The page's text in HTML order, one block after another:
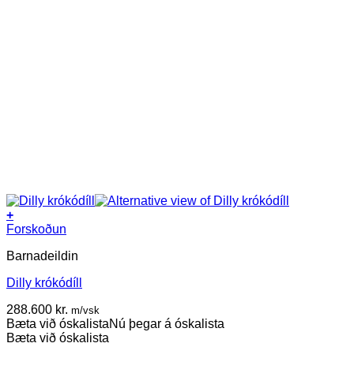
+
Forskoðun
Barnadeildin
Dilly krókódíll
288.600 kr. m/vsk
Bæta við óskalistaNú þegar á óskalista
Bæta við óskalista